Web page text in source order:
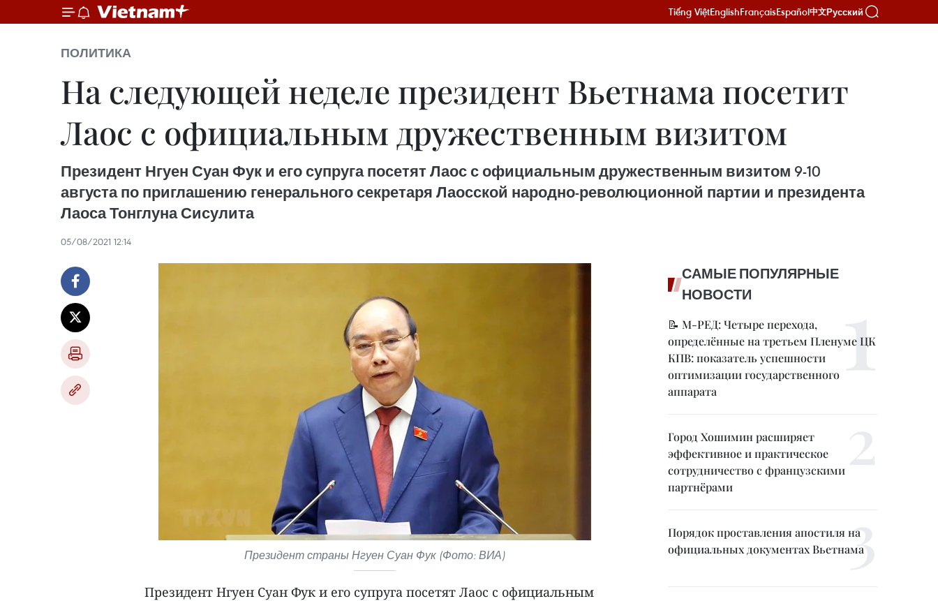
Tiếng ViệtEnglishFrançaisEspañol中文Русский
ПОЛИТИКА
На следующей неделе президент Вьетнама посетит
Лаос с официальным дружественным визитом
Президент Нгуен Суан Фук и его супруга посетят Лаос с официальным дружественным визитом 9-10
августа по приглашению генерального секретаря Лаосской народно-революционной партии и президента
Лаоса Тонглуна Сисулита
05/08/2021 12:14
Президент страны Нгуен Суан Фук (Фото: ВИА)
Президент Нгуен Суан Фук и его супруга посетят Лаос с официальным
САМЫЕ ПОПУЛЯРНЫЕ
НОВОСТИ
📝 М-РЕД: Четыре перехода,
определённые на третьем Пленуме ЦК
КПВ: показатель успешности
оптимизации государственного
аппарата
Город Хошимин расширяет
эффективное и практическое
сотрудничество с французскими
партнёрами
Порядок проставления апостиля на
официальных документах Вьетнама